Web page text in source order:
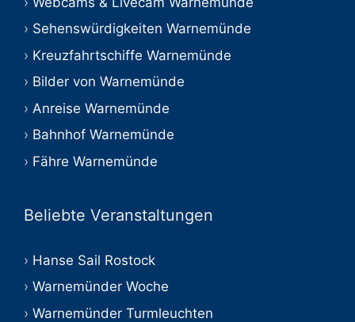
Sehenswürdigkeiten Warnemünde
Kreuzfahrtschiffe Warnemünde
Bilder von Warnemünde
Anreise Warnemünde
Bahnhof Warnemünde
Fähre Warnemünde
Beliebte Veranstaltungen
Hanse Sail Rostock
Warnemünder Woche
Warnemünder Turmleuchten